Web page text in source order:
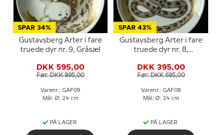
SPAR 34%
Gustavsberg Arter i fare
truede dyr nr. 9, Gråsæl
DKK 595,00
Før: DKK 895,00
Varenr.: GAF09
Mål: Ø: 24 cm
PÅ LAGER
SPAR 43%
Gustavsberg Arter i fare
truede dyr nr. 8,
DKK 395,00
Før: DKK 695,00
Varenr.: GAF08
Mål: Ø: 24 cm
PÅ LAGER